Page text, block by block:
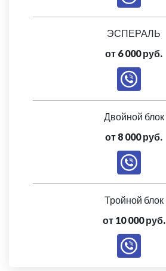
ЭСПЕРАЛЬ
от 6 000 руб.
Двойной блок
от 8 000 руб.
Тройной блок
от 10 000 руб.